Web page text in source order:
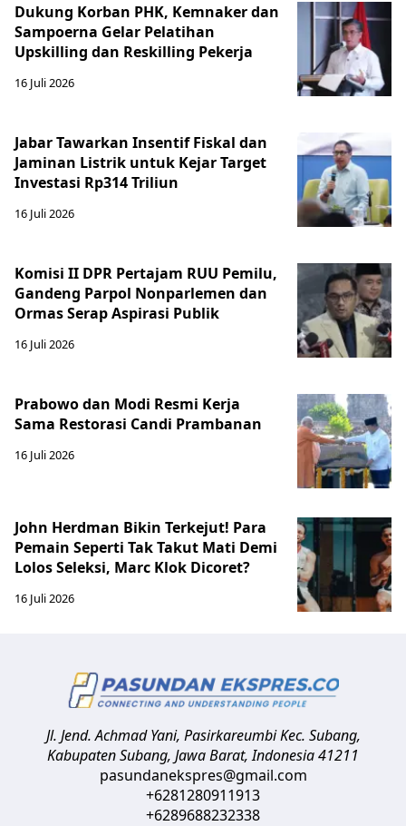
Dukung Korban PHK, Kemnaker dan
Sampoerna Gelar Pelatihan
Upskilling dan Reskilling Pekerja
16 Juli 2026
Jabar Tawarkan Insentif Fiskal dan
Jaminan Listrik untuk Kejar Target
Investasi Rp314 Triliun
16 Juli 2026
Komisi II DPR Pertajam RUU Pemilu,
Gandeng Parpol Nonparlemen dan
Ormas Serap Aspirasi Publik
16 Juli 2026
Prabowo dan Modi Resmi Kerja
Sama Restorasi Candi Prambanan
16 Juli 2026
John Herdman Bikin Terkejut! Para
Pemain Seperti Tak Takut Mati Demi
Lolos Seleksi, Marc Klok Dicoret?
16 Juli 2026
Jl. Jend. Achmad Yani, Pasirkareumbi Kec. Subang,
Kabupaten Subang, Jawa Barat,Indonesia41211
pasundanekspres@gmail.com
+6281280911913
+6289688232338